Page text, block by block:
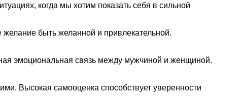
когда мы хотим показать себя в сильной
быть желанной и привлекательной.
эмоциональная связь между мужчиной и женщиной.
Высокая самооценка способствует уверенности